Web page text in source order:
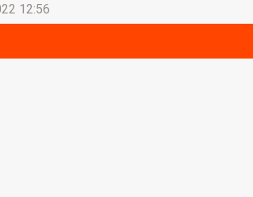
12:56